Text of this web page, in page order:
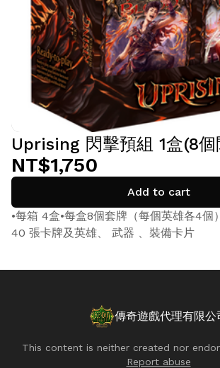
Uprising 閃擊預組 1盒(8個
NT$1,750
Add to cart
•每箱 4盒•每盒8個套牌（每個英雄各4個
40 張卡牌及英雄、 武器 、裝備卡片
傳奇遊戲代理有限公
This content is neither created nor
Report abuse